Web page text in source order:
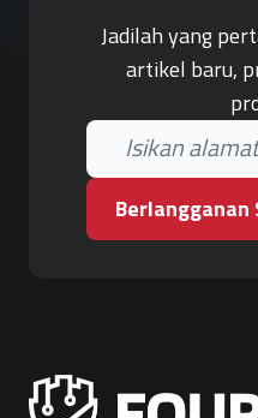
Jadilah yang
artikel baru,
Berlangganan